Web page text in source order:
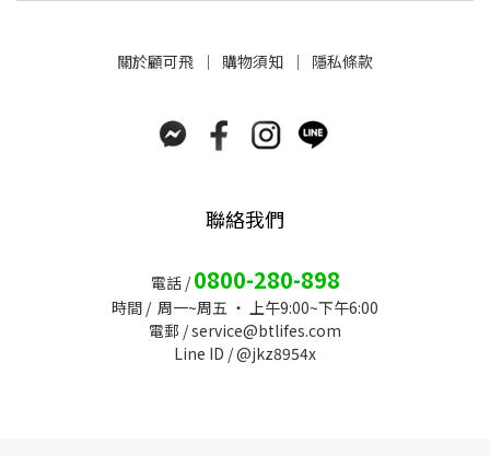
關於顧可飛 │ 購物須知 │ 隱私條款
聯絡我們
電話 /0800-280-898
時間 / 周一~周五 ‧ 上午9:00~下午6:00
電郵 /service@btlifes.com
Line ID / @jkz8954x